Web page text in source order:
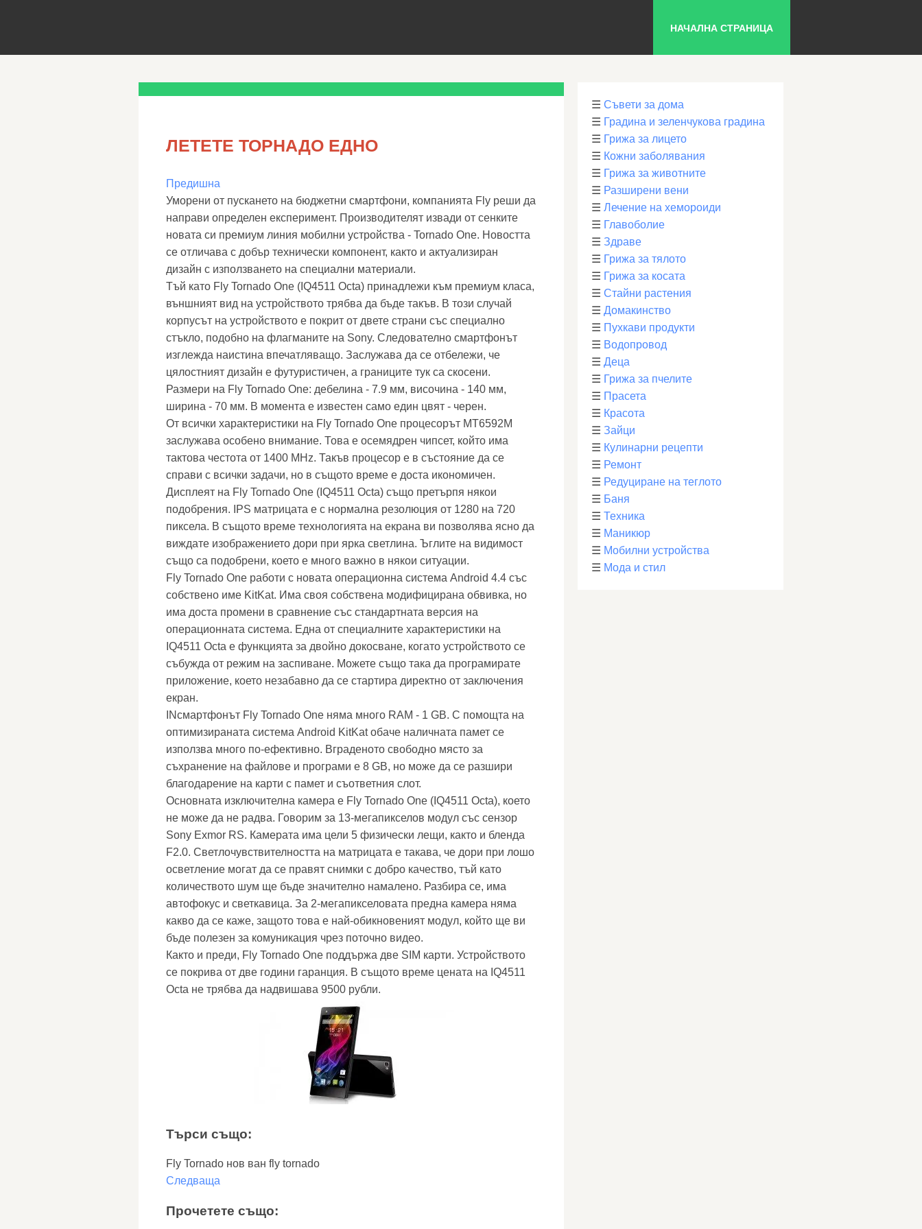
НАЧАЛНА СТРАНИЦА
ЛЕТЕТЕ ТОРНАДО ЕДНО
Предишна
Уморени от пускането на бюджетни смартфони, компанията Fly реши да
направи определен експеримент. Производителят извади от сенките
новата си премиум линия мобилни устройства - Tornado One. Новостта
се отличава с добър технически компонент, както и актуализиран
дизайн с използването на специални материали.
Тъй като Fly Tornado One (IQ4511 Octa) принадлежи към премиум класа,
външният вид на устройството трябва да бъде такъв. В този случай
корпусът на устройството е покрит от двете страни със специално
стъкло, подобно на флагманите на Sony. Следователно смартфонът
изглежда наистина впечатляващо. Заслужава да се отбележи, че
цялостният дизайн е футуристичен, а границите тук са скосени.
Размери на Fly Tornado One: дебелина - 7.9 мм, височина - 140 мм,
ширина - 70 мм. В момента е известен само един цвят - черен.
От всички характеристики на Fly Tornado One процесорът MT6592M
заслужава особено внимание. Това е осемядрен чипсет, който има
тактова честота от 1400 MHz. Такъв процесор е в състояние да се
справи с всички задачи, но в същото време е доста икономичен.
Дисплеят на Fly Tornado One (IQ4511 Octa) също претърпя някои
подобрения. IPS матрицата е с нормална резолюция от 1280 на 720
пиксела. В същото време технологията на екрана ви позволява ясно да
виждате изображението дори при ярка светлина. Ъглите на видимост
също са подобрени, което е много важно в някои ситуации.
Fly Tornado One работи с новата операционна система Android 4.4 със
собствено име KitKat. Има своя собствена модифицирана обвивка, но
има доста промени в сравнение със стандартната версия на
операционната система. Една от специалните характеристики на
IQ4511 Octa е функцията за двойно докосване, когато устройството се
събужда от режим на заспиване. Можете също така да програмирате
приложение, което незабавно да се стартира директно от заключения
екран.
INсмартфонът Fly Tornado One няма много RAM - 1 GB. С помощта на
оптимизираната система Android KitKat обаче наличната памет се
използва много по-ефективно. Вграденото свободно място за
съхранение на файлове и програми е 8 GB, но може да се разшири
благодарение на карти с памет и съответния слот.
Основната изключителна камера е Fly Tornado One (IQ4511 Octa), което
не може да не радва. Говорим за 13-мегапикселов модул със сензор
Sony Exmor RS. Камерата има цели 5 физически лещи, както и бленда
F2.0. Светлочувствителността на матрицата е такава, че дори при лошо
осветление могат да се правят снимки с добро качество, тъй като
количеството шум ще бъде значително намалено. Разбира се, има
автофокус и светкавица. За 2-мегапикселовата предна камера няма
какво да се каже, защото това е най-обикновеният модул, който ще ви
бъде полезен за комуникация чрез поточно видео.
Както и преди, Fly Tornado One поддържа две SIM карти. Устройството
се покрива от две години гаранция. В същото време цената на IQ4511
Octa не трябва да надвишава 9500 рубли.
Търси също:
Fly Tornado нов ван fly tornado
Следваща
Прочетете също:
☰ Съвети за дома
☰ Градина и зеленчукова градина
☰ Грижа за лицето
☰ Кожни заболявания
☰ Грижа за животните
☰ Разширени вени
☰ Лечение на хемороиди
☰ Главоболие
☰ Здраве
☰ Грижа за тялото
☰ Грижа за косата
☰ Стайни растения
☰ Домакинство
☰ Пухкави продукти
☰ Водопровод
☰ Деца
☰ Грижа за пчелите
☰ Прасета
☰ Красота
☰ Зайци
☰ Кулинарни рецепти
☰ Ремонт
☰ Редуциране на теглото
☰ Баня
☰ Техника
☰ Маникюр
☰ Мобилни устройства
☰ Мода и стил